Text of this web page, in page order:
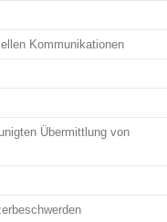
Kommunikationen
Übermittlung von